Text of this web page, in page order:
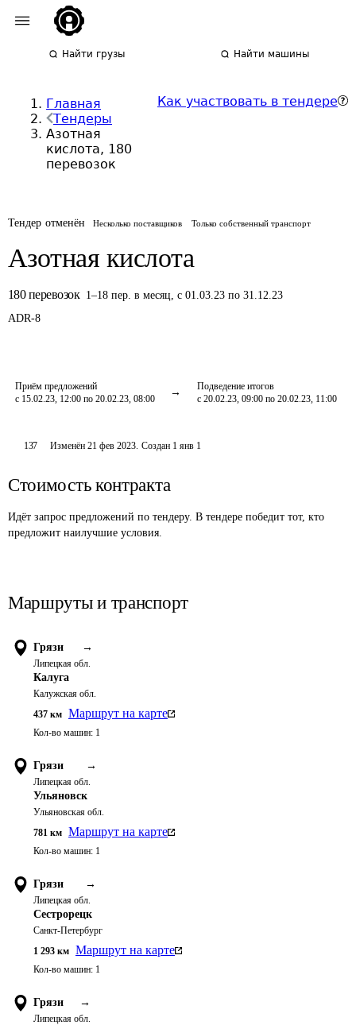
Найти грузы Найти машины
Главная
Тендеры
Азотная
кислота, 180
перевозок
Как участвовать в тендере
Тендер отменён Несколько поставщиков Только собственный транспорт
Азотная кислота
180 перевозок 1–18 пер. в месяц,с 01.03.23 по 31.12.23
ADR-8
Приём предложений
с 15.02.23, 12:00 по 20.02.23, 08:00
Подведение итогов
с 20.02.23, 09:00 по 20.02.23, 11:00
137 Изменён21 фев 2023. Создан 1 янв 1
Стоимость контракта
Идёт запрос предложений по тендеру. В тендере победит тот, кто
предложит наилучшие условия.
Маршруты и транспорт
Грязи →
Липецкая обл.
Калуга
Калужская обл.
437 км Маршрут на карте
Кол-во машин: 1
Грязи →
Липецкая обл.
Ульяновск
Ульяновская обл.
781 км Маршрут на карте
Кол-во машин: 1
Грязи →
Липецкая обл.
Сестрорецк
Санкт-Петербург
1 293 км Маршрут на карте
Кол-во машин: 1
Грязи →
Липецкая обл.